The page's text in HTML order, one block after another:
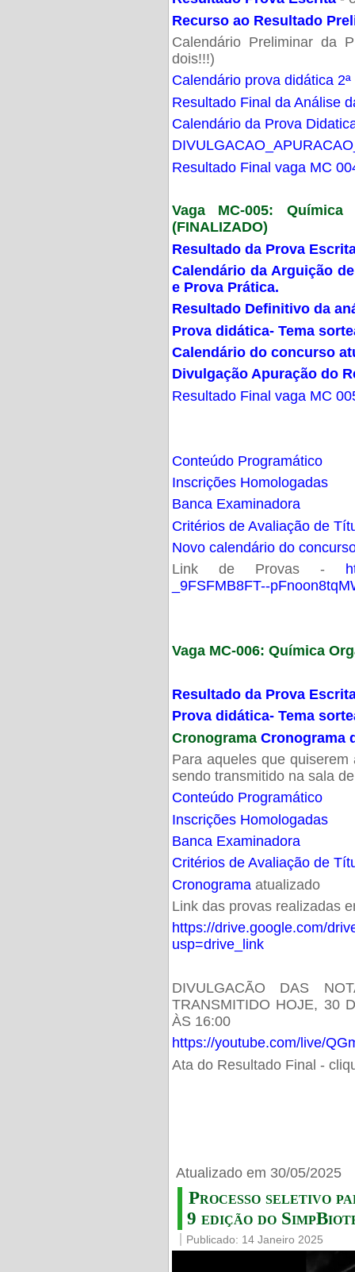
Recurso ao Resultado
Calendário Preliminar da
dois!!!)
Calendário prova didática
Resultado Final da Análise
Calendário da Prova
Resultado Final vaga MC
Vaga MC-005:
(FINALIZADO)
Resultado da Prova
Calendário da Arguição
e Prova Prática.
Resultado Definitivo da
Prova didática- Tema
Calendário do concurso
Divulgação Apuração do
Resultado Final vaga MC
Conteúdo Programático
Inscrições Homologadas
Banca Examinadora
Critérios de Avaliação de
Novo calendário do
Link de Provas -
_9FSFMB8FT--
Vaga MC-006: Química
Resultado da Prova
Prova didática- Tema
Cronograma Cronograma
Para aqueles que
sendo transmitido na sala
Conteúdo Programático
Inscrições Homologadas
Banca Examinadora
Critérios de Avaliação de
Cronogramaatualizado
Link das provas realizadas
https://drive.google.com/
usp=drive_link
DIVULGACÃO DAS
TRANSMITIDO HOJE, 30
ÀS 16:00
https://youtube.com/live/
Ata do Resultado Final -
Atualizado em 30/05/2025
Processo seletivo
9 edição do
Publicado: 14 Janeiro 2025